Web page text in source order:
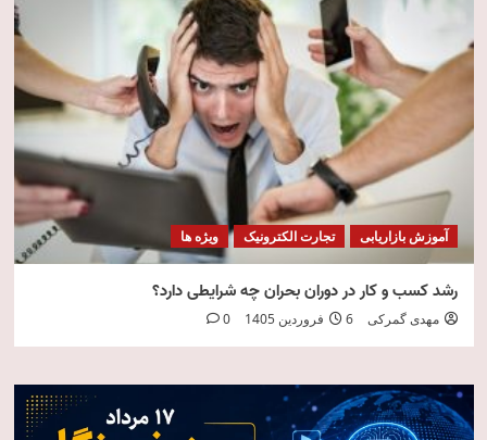
آموزش بازاریابی تجارت الکترونیک ویژه ها
رشد کسب و کار در دوران بحران چه شرایطی دارد؟
مهدی گمرکی 6 فروردین 1405 0